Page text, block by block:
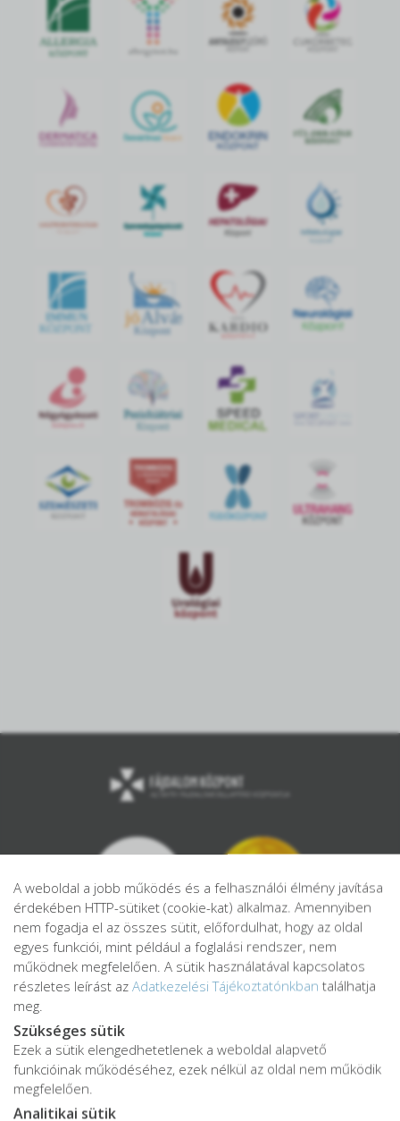
IMMUN
KÖZPONT
jó Alvás
Központ
Adatkezelési tájékoztató
Adatvédelmi tájékoztató
A weboldal a jobb működés és a felhasználói élmény javítása
érdekében HTTP-sütiket (cookie-kat) alkalmaz. Amennyiben
nem fogadja el az összes sütit, előfordulhat, hogy az oldal
egyes funkciói, mint például a foglalási rendszer, nem
működnek megfelelően. A sütik használatával kapcsolatos
részletes leírást az Adatkezelési Tájékoztatónkban találhatja
meg.
Szükséges sütik
Ezek a sütik elengedhetetlenek a weboldal alapvető
funkcióinak működéséhez, ezek nélkül az oldal nem működik
megfelelően.
Analitikai sütik